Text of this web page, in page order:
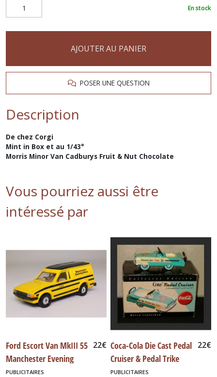
En stock
AJOUTER AU PANIER
POSER UNE QUESTION
Description
De chez Corgi
Mint in Box et au 1/43°
Morris Minor Van Cadburys Fruit & Nut Chocolate
Vous pourriez aussi être
intéressé par
Ford Escort Van MkIII 55
Manchester Evening
News
22€
PUBLICITAIRES
Coca-Cola Die Cast Pedal
Cruiser & Pedal Trike
22€
PUBLICITAIRES